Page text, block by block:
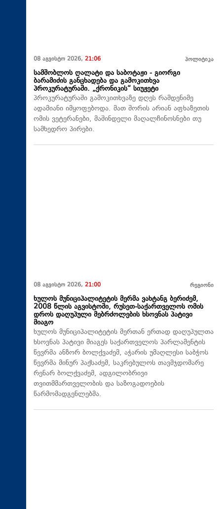
08 აგვისტო 2026, 21:06 პოლიტიკა
სამშობლოს ღალატი და საბოტაჟი - გიორგი
ბარამიძის განცხადება და გამოკითხვა
პროკურატურაში. „ქრონიკის“ სიუჟეტი
პროკურატურაში გამოკითხვაზე დღეს რამდენიმე
ადამიანი იმყოფებოდა. მათ შორის არიან აფხაზეთის
ომის ვეტერანები, მაშინდელი მაღალჩინოსნები თუ
სამხედრო პირები.
08 აგვისტო 2026, 21:00 რეგიონი
ხულოს მუნიციპალიტეტის მერმა ვახტანგ ბერიძემ,
2008 წლის აგვისტოში, რუსეთ-საქართველოს ომის
დროს დაღუპული მებრძოლების ხსოვნას პატივი
მიაგო
ხულოს მუნიციპალიტეტის მერთან ერთად დაღუპულთა
ხსოვნას პატივი მიაგეს საქართველოს პარლამენტის
წევრმა ანზორ ბოლქვაძემ, აჭარის უმაღლესი საბჭოს
წევრმა მინურ პაქსაძემ, საკრებულოს თავმჯდომარე
რენარ ბოლქვაძემ, ადგილობრივი
თვითმმართველობის და საზოგადოების
წარმომადგენლებმა.